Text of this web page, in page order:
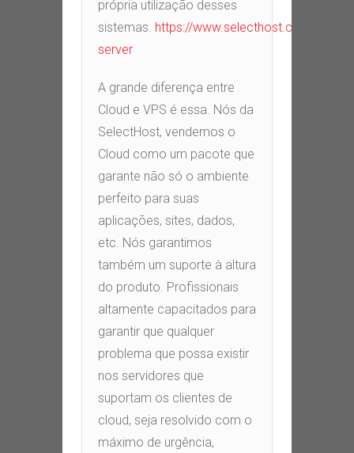
própria utilização desses
sistemas. https://www.selecthost.com.br/
server
A grande diferença entre
Cloud e VPS é essa. Nós da
SelectHost, vendemos o
Cloud como um pacote que
garante não só o ambiente
perfeito para suas
aplicações, sites, dados,
etc. Nós garantimos
também um suporte à altura
do produto. Profissionais
altamente capacitados para
garantir que qualquer
problema que possa existir
nos servidores que
suportam os clientes de
cloud, seja resolvido com o
máximo de urgência,